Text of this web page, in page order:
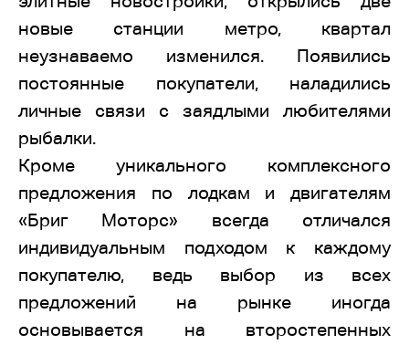
новые станции метро, квартал
неузнаваемо изменился. Появились
постоянные покупатели, наладились
личные связи с заядлыми любителями
рыбалки.
Кроме уникального комплексного
предложения по лодкам и двигателям
«Бриг Моторс» всегда отличался
индивидуальным подходом к каждому
покупателю, ведь выбор из всех
предложений на рынке иногда
основывается на второстепенных